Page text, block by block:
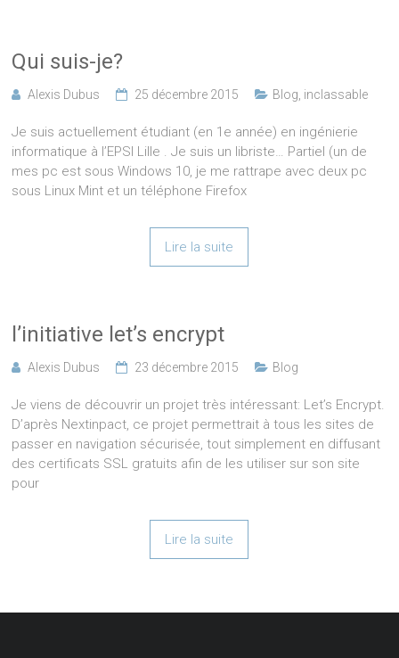
Qui suis-je?
Alexis Dubus 25 décembre 2015 Blog inclassable
Je suis actuellement étudiant (en 1e année) en ingénierie
informatique à l’EPSI Lille . Je suis un libriste… Partiel (un de
mes pc est sous Windows 10, je me rattrape avec deux pc
sous Linux Mint et un téléphone Firefox
Lire la suite
l’initiative let’s encrypt
Alexis Dubus 23 décembre 2015 Blog
Je viens de découvrir un projet très intéressant: Let’s Encrypt.
D’après Nextinpact, ce projet permettrait à tous les sites de
passer en navigation sécurisée, tout simplement en diffusant
des certificats SSL gratuits afin de les utiliser sur son site
pour
Lire la suite